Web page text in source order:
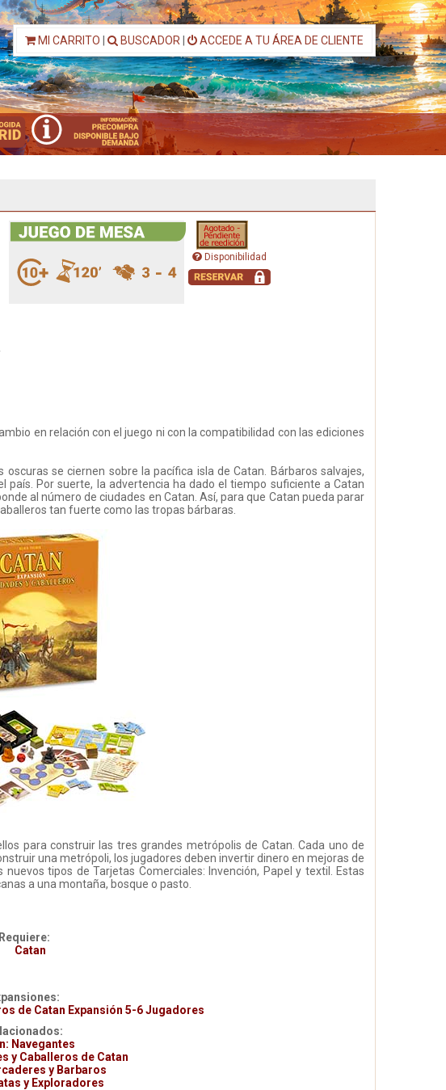
MI CARRITO BUSCADOR ACCEDE A TU ÁREA DE CLIENTE
Disponibilidad
en relación con el juego ni con la compatibilidad con las ediciones
oscuras se ciernen sobre la pacífica isla de Catan. Bárbaros salvajes,
Por suerte, la advertencia ha dado el tiempo suficiente a Catan
al número de ciudades en Catan. Así, para que Catan pueda parar
tan fuerte como las tropas bárbaras.
para construir las tres grandes metrópolis de Catan. Cada uno de
una metrópoli, los jugadores deben invertir dinero en mejoras de
tipos de Tarjetas Comerciales: Invención, Papel y textil. Estas
a una montaña, bosque o pasto.
Requiere:
Catan
de Catan Expansión 5-6 Jugadores
Navegantes
y Caballeros de Catan
y Barbaros
y Exploradores